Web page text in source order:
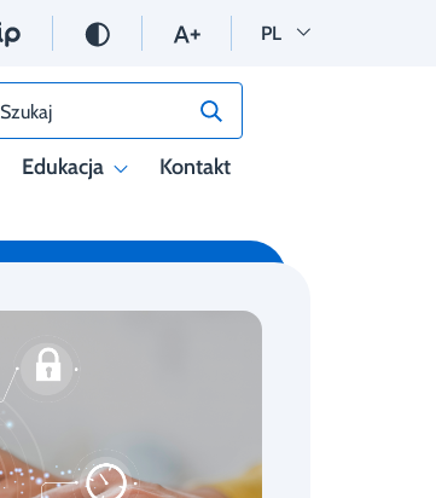
PL Wersja polska
Edukacja Kontakt
Szukaj